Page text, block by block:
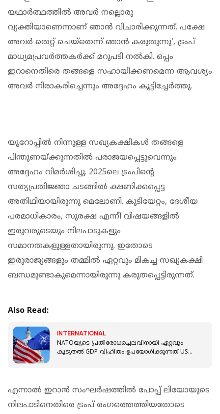
യഥാർത്ഥത്തിൽ അവർ നല്ലൊരു
വ്യക്തിയാണെന്നാണ് ഞാൻ വിചാരിക്കുന്നത്. പക്ഷേ
അവർ തെറ്റ് ചെയ്‌തെന്ന് ഞാൻ കരുതുന്നു', ട്രംപ്
മാധ്യമപ്രവർത്തകർക്ക് മറുപടി നൽകി. ഒപ്പം
ഇറാനെതിരെ തങ്ങളെ സഹായിക്കണമെന്ന ആവശ്യം
അവർ നിരാകരിച്ചെന്നും അദ്ദേഹം കൂട്ടിച്ചേർത്തു.
യൂറോപ്പിൽ നിന്നുള്ള സഖ്യകക്ഷികൾ തങ്ങളെ
പിന്തുണയ്ക്കുന്നതിൽ പരാജയപ്പെട്ടുവെന്നും
അദ്ദേഹം വിമർശിച്ചു. 2025ലെ ട്രംപിന്റെ
സത്യപ്രതിജ്ഞാ ചടങ്ങിൽ ക്ഷണിക്കപ്പെട്ട
അതിഥിയായിരുന്നു മെലോണി. കുടിയേറ്റം, ദേശീയ
പരമാധികാരം, സുരക്ഷ എന്നീ വിഷയങ്ങളിൽ
ഇരുവരുടെയും നിലപാടുകളും
സമാനതകളുള്ളതായിരുന്നു. ഇതോടെ
ഇരുരാജ്യങ്ങളും തമ്മിൽ ഏറ്റവും മികച്ച സഖ്യകക്ഷി
ബന്ധമുണ്ടാകുമെന്നായിരുന്നു കരുതപ്പെട്ടിരുന്നത്.
Also Read:
INTERNATIONAL
NATOയുടെ പ്രതിരോധച്ചെലവിനായി ഏറ്റവും
കൂടുതൽ GDP വിഹിതം ഉപയോ​ഗിക്കുന്നത് US
എന്നാൽ ഇറാൻ സംഘർഷത്തിൽ പോപ്പ് ലിയോയുടെ
നിലപാടിനെതിരെ ട്രംപ് രംഗത്തെത്തിയതോടെ